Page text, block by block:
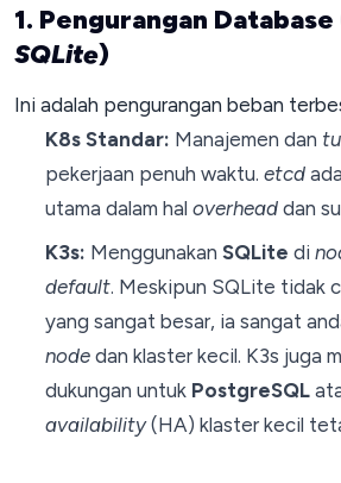
1. Pengurangan Database
SQLite)
Ini adalah pengurangan beban
K8s Standar: Manajemen dan
pekerjaan penuh waktu. etcd
utama dalam hal overheaddan
K3s: Menggunakan SQLite di
default. Meskipun SQLite tidak
yang sangat besar, ia sangat
nodedan klaster kecil. K3s juga
dukungan untuk PostgreSQL
availability(HA) klaster kecil